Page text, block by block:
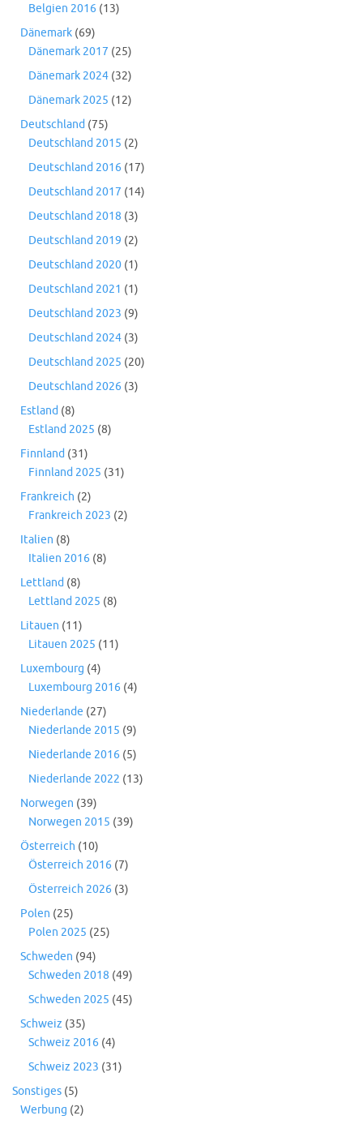
Belgien 2016 (13)
Dänemark (69)
Dänemark 2017 (25)
Dänemark 2024 (32)
Dänemark 2025 (12)
Deutschland (75)
Deutschland 2015 (2)
Deutschland 2016 (17)
Deutschland 2017 (14)
Deutschland 2018 (3)
Deutschland 2019 (2)
Deutschland 2020 (1)
Deutschland 2021 (1)
Deutschland 2023 (9)
Deutschland 2024 (3)
Deutschland 2025 (20)
Deutschland 2026 (3)
Estland (8)
Estland 2025 (8)
Finnland (31)
Finnland 2025 (31)
Frankreich (2)
Frankreich 2023 (2)
Italien (8)
Italien 2016 (8)
Lettland (8)
Lettland 2025 (8)
Litauen (11)
Litauen 2025 (11)
Luxembourg (4)
Luxembourg 2016 (4)
Niederlande (27)
Niederlande 2015 (9)
Niederlande 2016 (5)
Niederlande 2022 (13)
Norwegen (39)
Norwegen 2015 (39)
Österreich (10)
Österreich 2016 (7)
Österreich 2026 (3)
Polen (25)
Polen 2025 (25)
Schweden (94)
Schweden 2018 (49)
Schweden 2025 (45)
Schweiz (35)
Schweiz 2016 (4)
Schweiz 2023 (31)
Sonstiges (5)
Werbung (2)